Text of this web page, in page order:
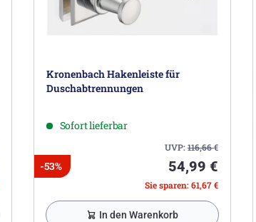
Kronenbach Hakenleiste für
Duschabtrennungen
Sofort lieferbar
UVP:116,66€
-53% 54,99 €
Sie sparen: 61,67 €
In den Warenkorb